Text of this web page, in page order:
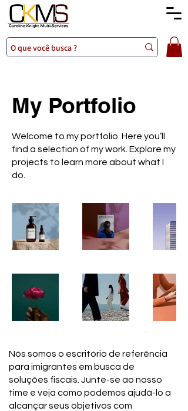
My Portfolio
Welcome to my portfolio. Here you’ll
find a selection of my work. Explore my
projects to learn more about what I
do.
Nós somos o escritório de referência
para imigrantes em busca de
soluções fiscais. Junte-se ao nosso
time e veja como podemos ajudá-lo a
alcançar seus objetivos com